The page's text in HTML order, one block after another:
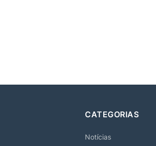
CATEGORIAS
Notícias